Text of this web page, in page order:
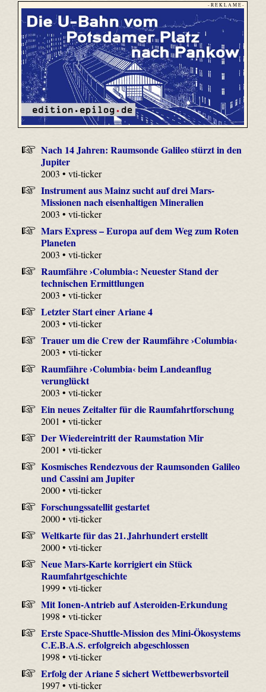
- R E K L A M E -
Nach 14 Jahren: Raumsonde Galileo stürzt in den
Jupiter
2003 • vti-ticker
Instrument aus Mainz sucht auf drei Mars-
Missionen nach eisenhaltigen Mineralien
2003 • vti-ticker
Mars Express – Europa auf dem Weg zum Roten
Planeten
2003 • vti-ticker
Raumfähre ›Columbia‹: Neuester Stand der
technischen Ermittlungen
2003 • vti-ticker
Letzter Start einer Ariane 4
2003 • vti-ticker
Trauer um die Crew der Raumfähre ›Columbia‹
2003 • vti-ticker
Raumfähre ›Columbia‹ beim Landeanflug
verunglückt
2003 • vti-ticker
Ein neues Zeitalter für die Raumfahrtforschung
2001 • vti-ticker
Der Wiedereintritt der Raumstation Mir
2001 • vti-ticker
Kosmisches Rendezvous der Raumsonden Galileo
und Cassini am Jupiter
2000 • vti-ticker
Forschungssatellit gestartet
2000 • vti-ticker
Weltkarte für das 21. Jahrhundert erstellt
2000 • vti-ticker
Neue Mars-Karte korrigiert ein Stück
Raumfahrtgeschichte
1999 • vti-ticker
Mit Ionen-Antrieb auf Asteroiden-Erkundung
1998 • vti-ticker
Erste Space-Shuttle-Mission des Mini-Ökosystems
C.E.B.A.S. erfolgreich abgeschlossen
1998 • vti-ticker
Erfolg der Ariane 5 sichert Wettbewerbsvorteil
1997 • vti-ticker